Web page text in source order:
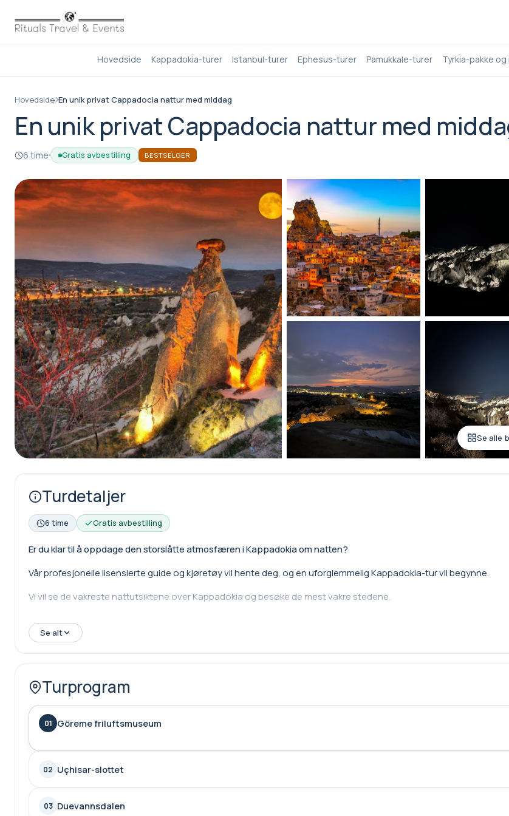
Hovedside Kappadokia-turer Istanbul-turer Ephesus-turer Pamukkale-turer Tyrkia-pakke
Hovedside En unik privat Cappadocia nattur med middag
En unik privat Cappadocia nattur med
6 time Gratis avbestilling BESTSELGER
Se alle
Turdetaljer
6 time Gratis avbestilling
Er du klar til å oppdage den storslåtte atmosfæren i Kappadokia om natten?
Vår profesjonelle lisensierte guide og kjøretøy vil hente deg, og en uforglemmelig Kappadokia-tur vil begynne.
Vi vil se de vakreste nattutsiktene over Kappadokia og besøke de mest vakre stedene.
Høydepunkter;
·Uchisar slott
·Due-dalen
·Avanos by & Røde elv
·Ürgüp tre skjønnheter
Ortahisar solnedgangspunkt
·Middag
Se alt
Turprogram
01 Göreme friluftsmuseum
02 Uçhisar-slottet
03 Duevannsdalen